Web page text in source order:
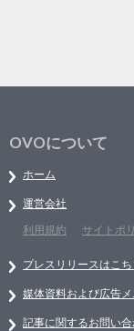
OVOについて
ホーム
運営会社
利用規約
サイトポ
プレスリリースはこ
媒体資料および広告
記事に関するお問い